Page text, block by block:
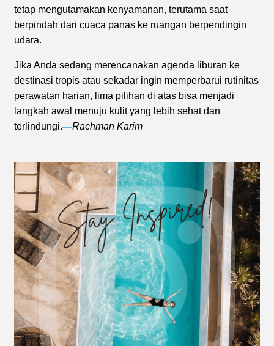
tetap mengutamakan kenyamanan, terutama saat
berpindah dari cuaca panas ke ruangan berpendingin
udara.
Jika Anda sedang merencanakan agenda liburan ke
destinasi tropis atau sekadar ingin memperbarui rutinitas
perawatan harian, lima pilihan di atas bisa menjadi
langkah awal menuju kulit yang lebih sehat dan
terlindungi.—Rachman Karim